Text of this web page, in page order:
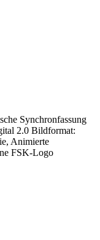
Synchronfassung
2.0 Bildformat:
Animierte
FSK-Logo